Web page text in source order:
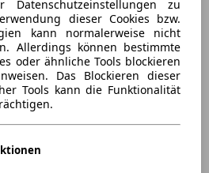
Datenschutzeinstellungen zu
dieser Cookies bzw.
kann normalerweise nicht
Allerdings können bestimmte
oder ähnliche Tools blockieren
Das Blockieren dieser
Tools kann die Funktionalität